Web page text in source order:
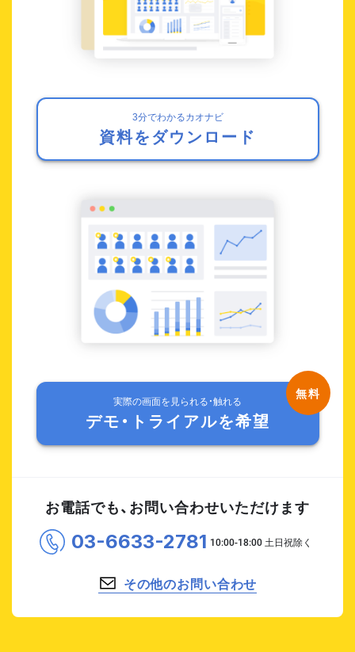
3分でわかるカオナビ
資料をダウンロード
実際の画面を見られる・触れる
デモ・トライアルを希望
お電話でも、お問い合わせいただけます
03-6633-2781
その他のお問い合わせ